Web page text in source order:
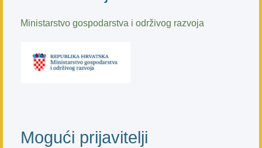
Ministarstvo gospodarstva i održivog razvoja
Mogući prijavitelji